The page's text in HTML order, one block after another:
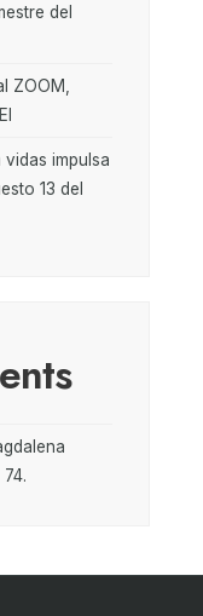
del
ZOOM,
impulsa
13 del